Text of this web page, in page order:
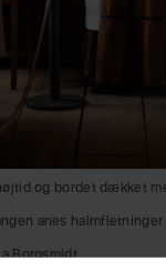
og bordet dækket
anes
Borgsmidt